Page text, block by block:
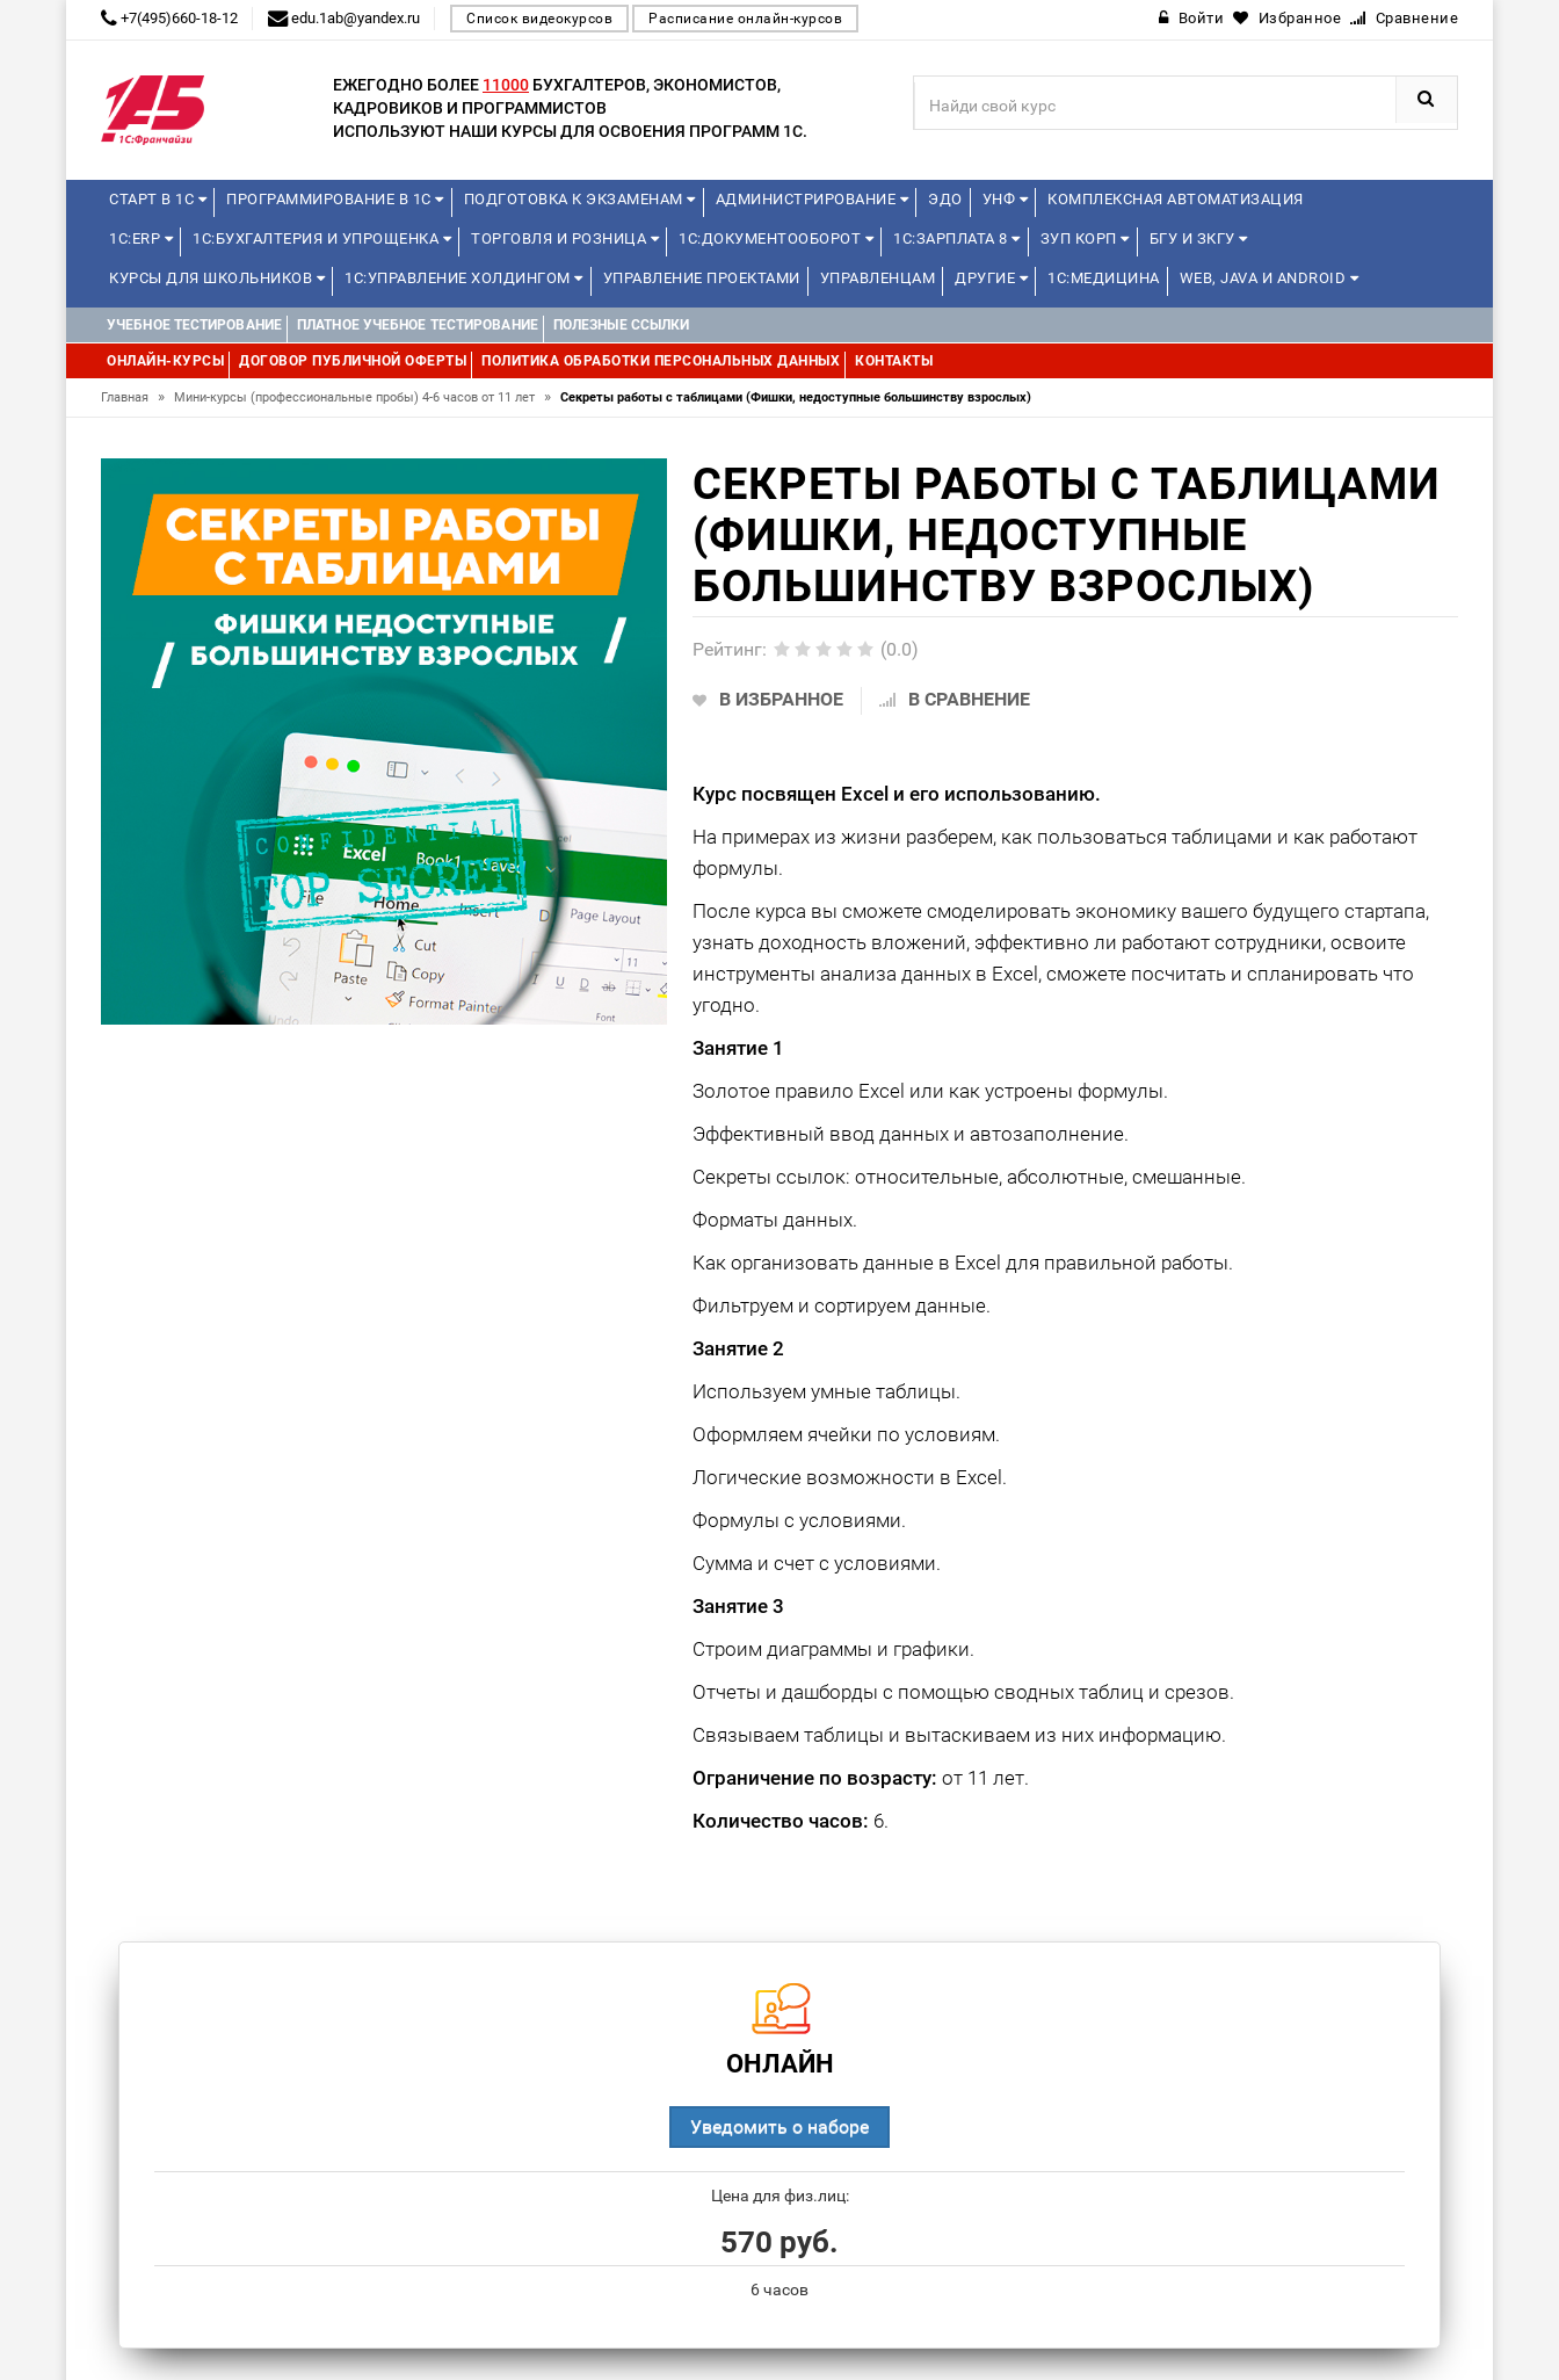
+7(495)660-18-12 edu.1ab@yandex.ru Список видеокурсов Расписание онлайн-курсов Войти Избранное Сравнение
ЕЖЕГОДНО БОЛЕЕ 11000 БУХГАЛТЕРОВ, ЭКОНОМИСТОВ,
КАДРОВИКОВ И ПРОГРАММИСТОВ
ИСПОЛЬЗУЮТ НАШИ КУРСЫ ДЛЯ ОСВОЕНИЯ ПРОГРАММ 1С.
СТАРТ В 1С ПРОГРАММИРОВАНИЕ В 1С ПОДГОТОВКА К ЭКЗАМЕНАМ АДМИНИСТРИРОВАНИЕ ЭДО УНФ КОМПЛЕКСНАЯ АВТОМАТИЗАЦИЯ
1С:ERP 1С:БУХГАЛТЕРИЯ И УПРОЩЕНКА ТОРГОВЛЯ И РОЗНИЦА 1С:ДОКУМЕНТООБОРОТ 1С:ЗАРПЛАТА 8 ЗУП КОРП БГУ И ЗКГУ
КУРСЫ ДЛЯ ШКОЛЬНИКОВ 1С:УПРАВЛЕНИЕ ХОЛДИНГОМ УПРАВЛЕНИЕ ПРОЕКТАМИ УПРАВЛЕНЦАМ ДРУГИЕ 1С:МЕДИЦИНА WEB, JAVA И ANDROID
УЧЕБНОЕ ТЕСТИРОВАНИЕ ПЛАТНОЕ УЧЕБНОЕ ТЕСТИРОВАНИЕ ПОЛЕЗНЫЕ ССЫЛКИ
ОНЛАЙН-КУРСЫ ДОГОВОР ПУБЛИЧНОЙ ОФЕРТЫ ПОЛИТИКА ОБРАБОТКИ ПЕРСОНАЛЬНЫХ ДАННЫХ КОНТАКТЫ
Главная » Мини-курсы (профессиональные пробы) 4-6 часов от 11 лет » Секреты работы с таблицами (Фишки, недоступные большинству взрослых)
СЕКРЕТЫ РАБОТЫ С ТАБЛИЦАМИ
(ФИШКИ, НЕДОСТУПНЫЕ
БОЛЬШИНСТВУ ВЗРОСЛЫХ)
Рейтинг: (0.0)
В ИЗБРАННОЕ В СРАВНЕНИЕ
Курс посвящен Excel и его использованию.
На примерах из жизни разберем, как пользоваться таблицами и как работают
формулы.
После курса вы сможете смоделировать экономику вашего будущего стартапа,
узнать доходность вложений, эффективно ли работают сотрудники, освоите
инструменты анализа данных в Excel, сможете посчитать и спланировать что
угодно.
Занятие 1
Золотое правило Excel или как устроены формулы.
Эффективный ввод данных и автозаполнение.
Секреты ссылок: относительные, абсолютные, смешанные.
Форматы данных.
Как организовать данные в Excel для правильной работы.
Фильтруем и сортируем данные.
Занятие 2
Используем умные таблицы.
Оформляем ячейки по условиям.
Логические возможности в Excel.
Формулы с условиями.
Сумма и счет с условиями.
Занятие 3
Строим диаграммы и графики.
Отчеты и дашборды с помощью сводных таблиц и срезов.
Связываем таблицы и вытаскиваем из них информацию.
Ограничение по возрасту: от 11 лет.
Количество часов: 6.
ОНЛАЙН
Уведомить о наборе
Цена для физ.лиц:
570 руб.
6 часов